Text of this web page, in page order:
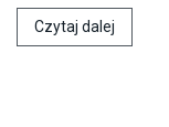
Czytaj dalej